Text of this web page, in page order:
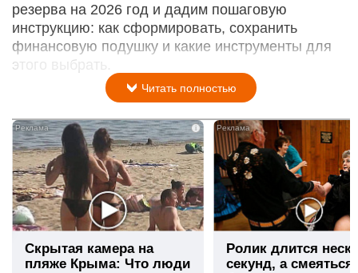
резерва на 2026 год и дадим пошаговую
инструкцию: как сформировать, сохранить
финансовую подушку и какие инструменты для
этого выбрать.
Читать полностью
i
Скрытая камера на
пляже Крыма: Что люди
Ролик длится
секунд, а